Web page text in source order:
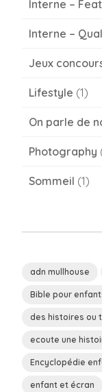
Interne –
Interne –
Jeux
Lifestyle (1)
On parle de
Photography
Sommeil (1)
adn mullhouse
Bible pour
des histoires ou
ecoute une
Encyclopédie
enfant et écran